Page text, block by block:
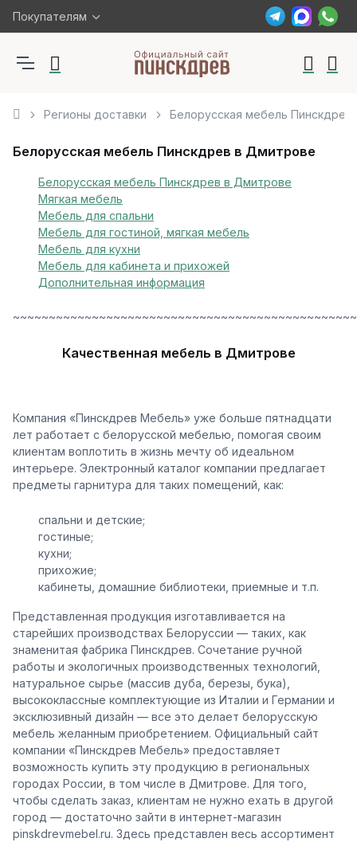
Покупателям
Регионы доставки Белорусская мебель
Белорусская мебель Пинскдрев в Дмитрове
Белорусская мебель Пинскдрев в Дмитрове
Мягкая мебель
Мебель для спальни
Мебель для гостиной, мягкая мебель
Мебель для кухни
Мебель для кабинета и прихожей
Дополнительная информация
Качественная мебель в Дмитрове
Компания «Пинскдрев Мебель» уже больше пятнадцати
лет работает с белорусской мебелью, помогая своим
клиентам воплотить в жизнь мечту об идеальном
интерьере. Электронный каталог компании предлагает
предметы гарнитура для таких помещений, как:
спальни и детские;
гостиные;
кухни;
прихожие;
кабинеты, домашние библиотеки, приемные и т.п.
Представленная продукция изготавливается на
старейших производствах Белоруссии — таких, как
знаменитая фабрика Пинскдрев. Сочетание ручной
работы и экологичных производственных технологий,
натуральное сырье (массив дуба, березы, бука),
высококлассные комплектующие из Италии и Германии и
эксклюзивный дизайн — все это делает белорусскую
мебель желанным приобретением. Официальный сайт
компании «Пинскдрев Мебель» предоставляет
возможность купить эту продукцию в региональных
городах России, в том числе в Дмитрове. Для того,
чтобы сделать заказ, клиентам не нужно ехать в другой
город — достаточно зайти в интернет-магазин
pinskdrevmebel.ru. Здесь представлен весь ассортимент